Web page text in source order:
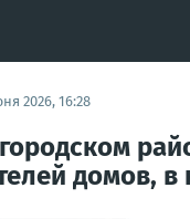
2026, 16:28
домов,